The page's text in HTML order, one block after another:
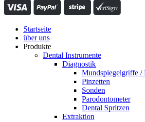
Startseite
über uns
Produkte
Dental Instrumente
Diagnostik
Mundspiegelgriffe /
Pinzetten
Sonden
Parodontometer
Dental Spritzen
Extraktion